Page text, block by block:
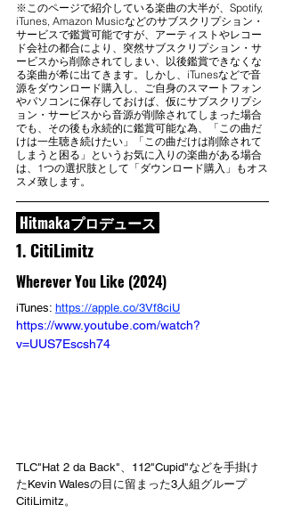
※このページで紹介している楽曲の大半が、Spotify,
iTunes, Amazon Musicなどのサブスクリプション・
サービスで鑑賞可能ですが、アーティストやレコー
ド会社の都合により、突然サブスクリプション・サ
ービスから削除されてしまい、以後鑑賞できなくな
る楽曲が希に出てきます。しかし、iTunesなどで音
源をダウンロード購入し、ご自身のスマートフォン
やパソコンに保存しておけば、仮にサブスクリプシ
ョン・サービスから音源が削除されてしまった場合
でも、その後も永続的に鑑賞可能な為、「この曲だ
けは一生聴き続けたい」「この曲だけは削除されて
しまうと困る」というお気に入りの楽曲がある場合
は、1つの選択肢として「ダウンロード購入」もオス
スメ致します。
Hitmakaプロデュース
1. CitiLimitz
Wherever You Like (2024)
iTunes: https://apple.co/3Vf8ciU
https://www.youtube.com/watch?
v=UUS7Escsh74
TLC"Hat 2 da Back"、112"Cupid"などを手掛け
たKevin Walesの目に留まった3人組グループ
CitiLimitz。